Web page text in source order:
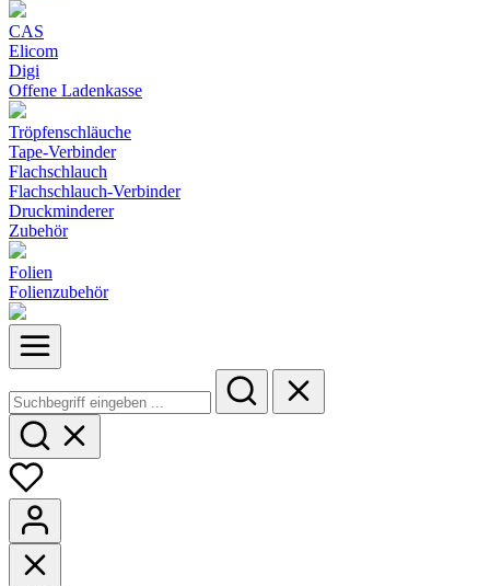
CAS
Elicom
Digi
Offene Ladenkasse
Tröpfenschläuche
Tape-Verbinder
Flachschlauch
Flachschlauch-Verbinder
Druckminderer
Zubehör
Folien
Folienzubehör